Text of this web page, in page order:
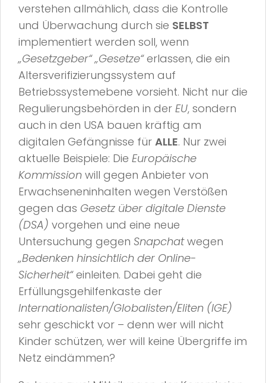
verstehen allmählich, dass die Kontrolle
und Überwachung durch sie SELBST
implementiert werden soll, wenn
„Gesetzgeber“ „Gesetze“erlassen, die ein
Altersverifizierungssystem auf
Betriebssystemebene vorsieht. Nicht nur die
Regulierungsbehörden in der EU, sondern
auch in den USA bauen kräftig am
digitalen Gefängnisse für ALLE. Nur zwei
aktuelle Beispiele: Die Europäische
Kommission will gegen Anbieter von
Erwachseneninhalten wegen Verstößen
gegen das Gesetz über digitale Dienste
(DSA) vorgehen und eine neue
Untersuchung gegen Snapchatwegen
„Bedenken hinsichtlich der Online-
Sicherheit“einleiten. Dabei geht die
Erfüllungsgehilfenkaste der
Internationalisten/Globalisten/Eliten (IGE)
sehr geschickt vor – denn wer will nicht
Kinder schützen, wer will keine Übergriffe im
Netz eindämmen?